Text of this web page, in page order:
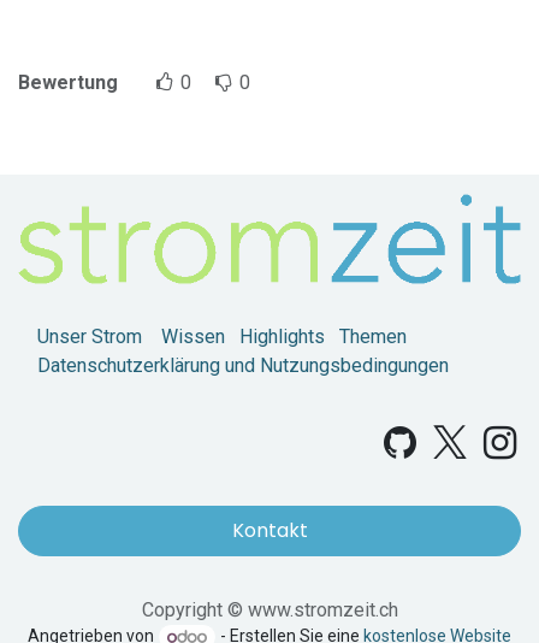
Bewertung 0 0
Unser Strom Wissen Highlights
Themen
Datenschutzerklärung und Nutzungsbedingungen
Kontakt
Copyright © www.stromzeit.ch
Angetrieben von - Erstellen Sie eine kostenlose Website